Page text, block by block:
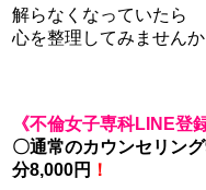
解らなくなっていたら
心を整理してみませんか
《不倫女子専科LIN E登
〇通常のカウンセリン
分8,000円 ！